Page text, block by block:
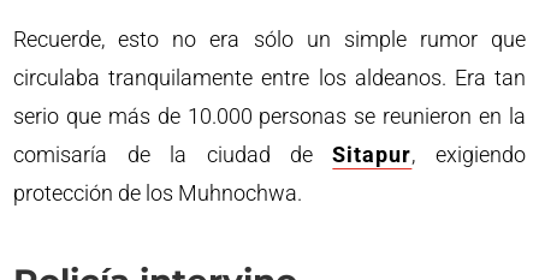
Recuerde, esto no era sólo un simple rumor que
circulaba tranquilamente entre los aldeanos. Era tan
serio que más de 10.000 personas se reunieron en la
comisaría de la ciudad deSitapur, exigiendo
protección de los Muhnochwa.